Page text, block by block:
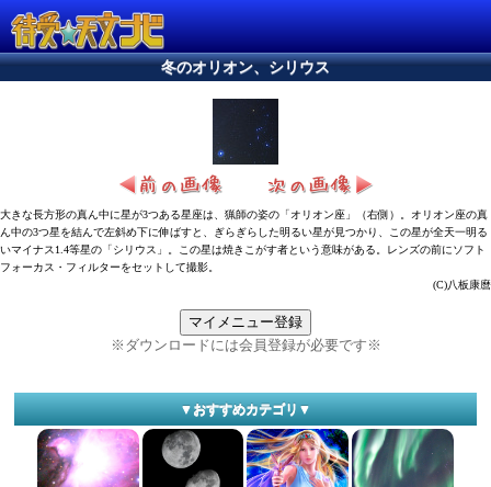
冬のオリオン、シリウス
大きな長方形の真ん中に星が3つある星座は、猟師の姿の「オリオン座」（右側）。オリオン座の真
ん中の3つ星を結んで左斜め下に伸ばすと、ぎらぎらした明るい星が見つかり、この星が全天一明る
いマイナス1.4等星の「シリウス」。この星は焼きこがす者という意味がある。レンズの前にソフト
フォーカス・フィルターをセットして撮影。
(C)八板康麿
マイメニュー登録
※ダウンロードには会員登録が必要です※
▼おすすめカテゴリ▼